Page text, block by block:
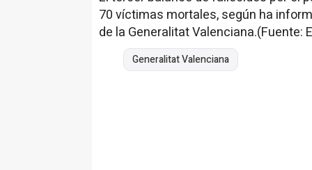
70 víctimas mortales, según ha
de la Generalitat Valenciana.(Fuente:
Generalitat Valenciana